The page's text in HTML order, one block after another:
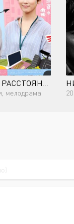
ЛЮБОВЬ НА РАССТОЯНИИ 50 МЕТРОВ
мелодрама